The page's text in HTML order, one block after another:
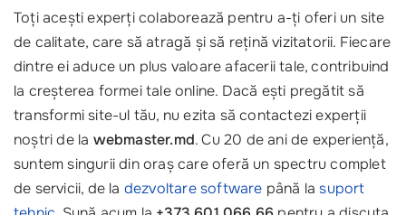
Toți acești experți colaborează pentru a-ți oferi un site
de calitate, care să atragă și să rețină vizitatorii. Fiecare
dintre ei aduce un plus valoare afacerii tale, contribuind
la creșterea formei tale online. Dacă ești pregătit să
transformi site-ul tău, nu ezita să contactezi experții
noștri de la webmaster.md. Cu 20 de ani de experiență,
suntem singurii din oraș care oferă un spectru complet
de servicii, de la dezvoltare software până lasuport